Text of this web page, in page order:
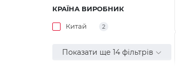
КРАЇНА ВИРОБНИК
Китай 2
Показати ще 14 фільтрів